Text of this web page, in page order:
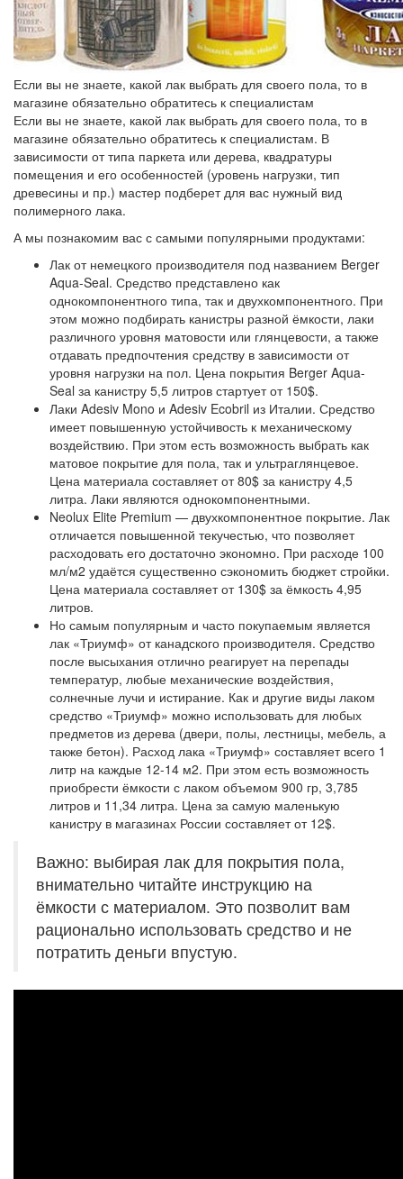
Если вы не знаете, какой лак выбрать для своего пола, то в
магазине обязательно обратитесь к специалистам
Если вы не знаете, какой лак выбрать для своего пола, то в
магазине обязательно обратитесь к специалистам. В
зависимости от типа паркета или дерева, квадратуры
помещения и его особенностей (уровень нагрузки, тип
древесины и пр.) мастер подберет для вас нужный вид
полимерного лака.
А мы познакомим вас с самыми популярными продуктами:
Лак от немецкого производителя под названием Berger
Aqua-Seal. Средство представлено как
однокомпонентного типа, так и двухкомпонентного. При
этом можно подбирать канистры разной ёмкости, лаки
различного уровня матовости или глянцевости, а также
отдавать предпочтения средству в зависимости от
уровня нагрузки на пол. Цена покрытия Berger Aqua-
Seal за канистру 5,5 литров стартует от 150$.
Лаки Adesiv Mono и Adesiv Ecobril из Италии. Средство
имеет повышенную устойчивость к механическому
воздействию. При этом есть возможность выбрать как
матовое покрытие для пола, так и ультраглянцевое.
Цена материала составляет от 80$ за канистру 4,5
литра. Лаки являются однокомпонентными.
Neolux Elite Premium — двухкомпонентное покрытие. Лак
отличается повышенной текучестью, что позволяет
расходовать его достаточно экономно. При расходе 100
мл/м2 удаётся существенно сэкономить бюджет стройки.
Цена материала составляет от 130$ за ёмкость 4,95
литров.
Но самым популярным и часто покупаемым является
лак «Триумф» от канадского производителя. Средство
после высыхания отлично реагирует на перепады
температур, любые механические воздействия,
солнечные лучи и истирание. Как и другие виды лаком
средство «Триумф» можно использовать для любых
предметов из дерева (двери, полы, лестницы, мебель, а
также бетон). Расход лака «Триумф» составляет всего 1
литр на каждые 12-14 м2. При этом есть возможность
приобрести ёмкости с лаком объемом 900 гр, 3,785
литров и 11,34 литра. Цена за самую маленькую
канистру в магазинах России составляет от 12$.
Важно: выбирая лак для покрытия пола,
внимательно читайте инструкцию на
ёмкости с материалом. Это позволит вам
рационально использовать средство и не
потратить деньги впустую.